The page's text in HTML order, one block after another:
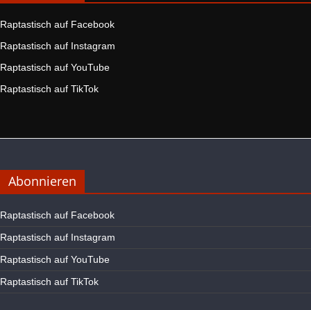
Raptastisch auf Facebook
Raptastisch auf Instagram
Raptastisch auf YouTube
Raptastisch auf TikTok
Abonnieren
Raptastisch auf Facebook
Raptastisch auf Instagram
Raptastisch auf YouTube
Raptastisch auf TikTok